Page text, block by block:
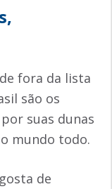
fora da lista
são os
suas dunas
mundo todo.
de